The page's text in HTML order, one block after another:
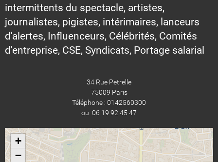
intermittents du spectacle, artistes,
journalistes, pigistes, intérimaires, lanceurs
d'alertes, Influenceurs, Célébrités, Comités
d'entreprise, CSE, Syndicats, Portage salarial
34 Rue Petrelle
75009 Paris
Téléphone : 0142560300
ou 06 19 92 45 47
+
−